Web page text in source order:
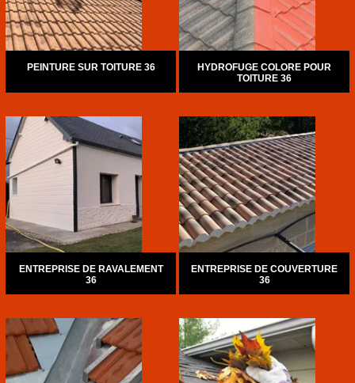
PEINTURE SUR TOITURE 36
HYDROFUGE COLORE POUR
TOITURE 36
ENTREPRISE DE RAVALEMENT
36
ENTREPRISE DE COUVERTURE
36